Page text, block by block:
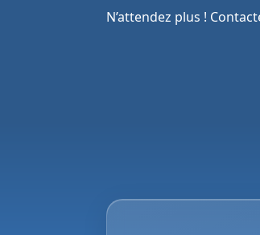
N’attendez plus !